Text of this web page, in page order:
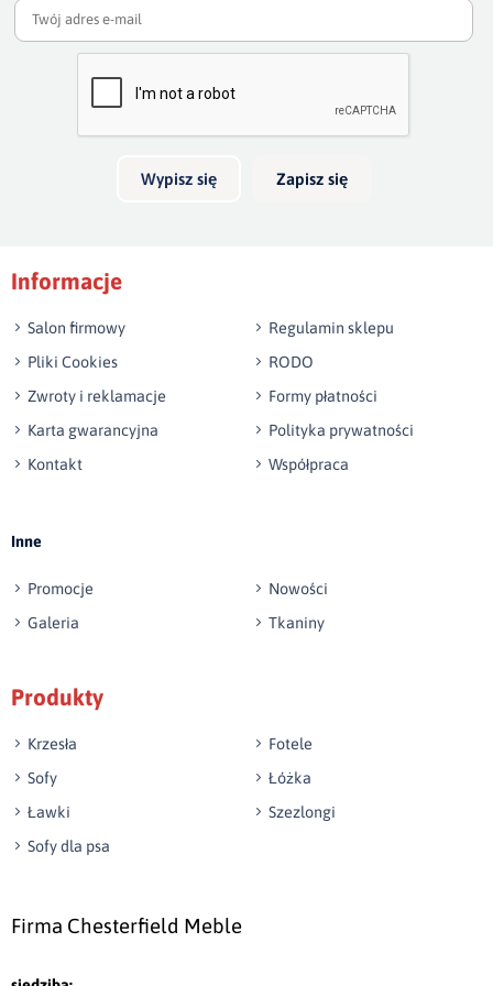
Wyślij opinię
Wypisz się Zapisz się
Informacje
Salon firmowy
Regulamin sklepu
Pliki Cookies
RODO
Zwroty i reklamacje
Formy płatności
Karta gwarancyjna
Polityka prywatności
Kontakt
Współpraca
Inne
Promocje
Nowości
Galeria
Tkaniny
Produkty
Krzesła
Fotele
Sofy
Łóżka
Ławki
Szezlongi
Sofy dla psa
Firma Chesterfield Meble